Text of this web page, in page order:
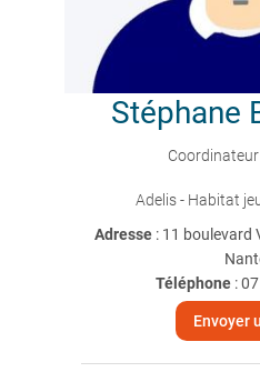
Stéphane
Adelis - Habitat
Adresse : 11 boulevard
Téléphone:
Envoyer